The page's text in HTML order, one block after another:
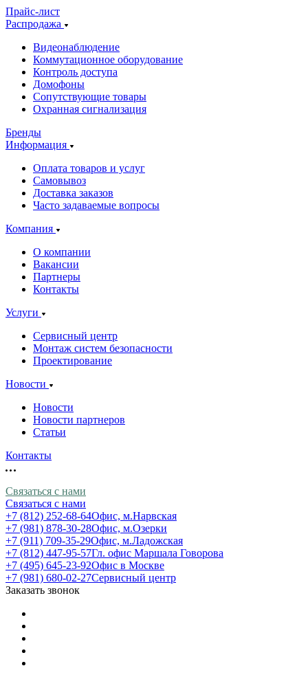
Прайс-лист
Распродажа
Видеонаблюдение
Коммутационное оборудование
Контроль доступа
Домофоны
Сопутствующие товары
Охранная сигнализация
Бренды
Информация
Оплата товаров и услуг
Самовывоз
Доставка заказов
Часто задаваемые вопросы
Компания
О компании
Вакансии
Партнеры
Контакты
Услуги
Сервисный центр
Монтаж систем безопасности
Проектирование
Новости
Новости
Новости партнеров
Статьи
Контакты
Связаться с нами
Связаться с нами
+7 (812) 252-68-64Офис, м.Нарвская
+7 (981) 878-30-28Офис, м.Озерки
+7 (911) 709-35-29Офис, м.Ладожская
+7 (812) 447-95-57Гл. офис Маршала Говорова
+7 (495) 645-23-92Офис в Москве
+7 (981) 680-02-27Сервисный центр
Заказать звонок